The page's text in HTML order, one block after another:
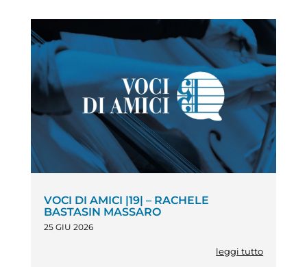
VOCI DI AMICI |19| – RACHELE
BASTASIN MASSARO
25 GIU 2026
leggi tutto